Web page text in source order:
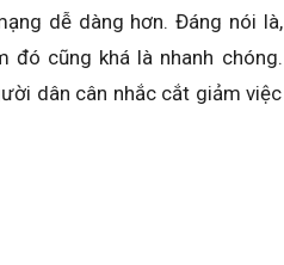
dễ dàng hơn. Đáng nói là,
đó cũng khá là nhanh chóng.
dân cân nhắc cắt giảm việc